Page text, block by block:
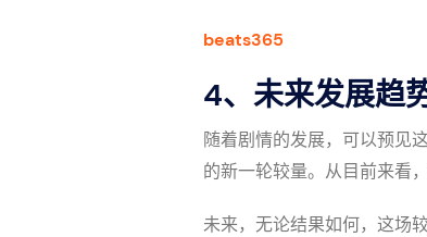
beats365
4、未来发展趋
随着剧情的发展，可以预见
的新一轮较量。从目前来看
未来，无论结果如何，这场